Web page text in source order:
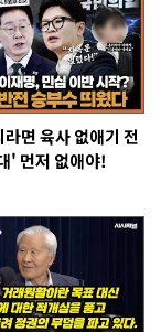
면 육사 없애기 전
' 먼저 없애야!